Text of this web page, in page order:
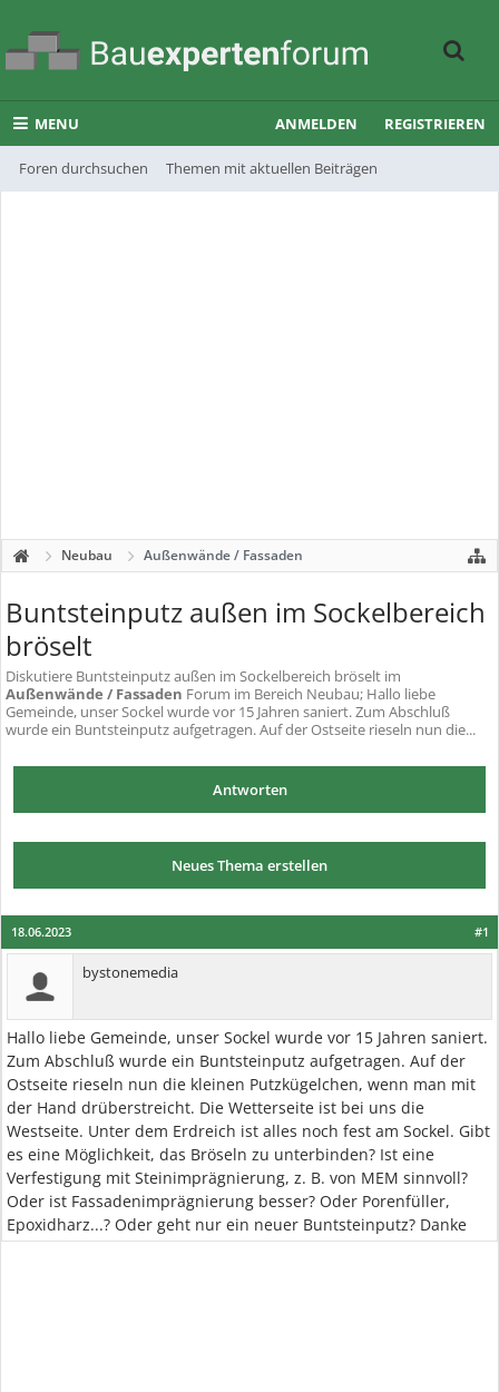
MENU
Foren durchsuchen Themen mit aktuellen Beiträgen
ANMELDEN REGISTRIEREN
Neubau Außenwände / Fassaden
Buntsteinputz außen im Sockelbereich
bröselt
Diskutiere Buntsteinputz außen im Sockelbereich bröselt im
Außenwände / Fassaden Forum im Bereich Neubau; Hallo liebe
Gemeinde, unser Sockel wurde vor 15 Jahren saniert. Zum Abschluß
wurde ein Buntsteinputz aufgetragen. Auf der Ostseite rieseln nun die...
Antworten
Neues Thema erstellen
#1
18.06.2023
bystonemedia
Hallo liebe Gemeinde, unser Sockel wurde vor 15 Jahren saniert.
Zum Abschluß wurde ein Buntsteinputz aufgetragen. Auf der
Ostseite rieseln nun die kleinen Putzkügelchen, wenn man mit
der Hand drüberstreicht. Die Wetterseite ist bei uns die
Westseite. Unter dem Erdreich ist alles noch fest am Sockel. Gibt
es eine Möglichkeit, das Bröseln zu unterbinden? Ist eine
Verfestigung mit Steinimprägnierung, z. B. von MEM sinnvoll?
Oder ist Fassadenimprägnierung besser? Oder Porenfüller,
Epoxidharz...? Oder geht nur ein neuer Buntsteinputz? Danke